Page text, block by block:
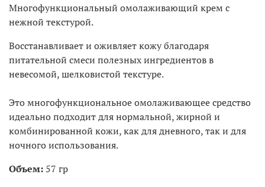
Многофункциональный омолаживающий крем с
нежной текстурой.
Восстанавливает и оживляет кожу благодаря
питательной смеси полезных ингредиентов в
невесомой, шелковистой текстуре.
Это многофункциональное омолаживающее средство
идеально подходит для нормальной, жирной и
комбинированной кожи, как для дневного, так и для
ночного использования.
Объем: 57 гр